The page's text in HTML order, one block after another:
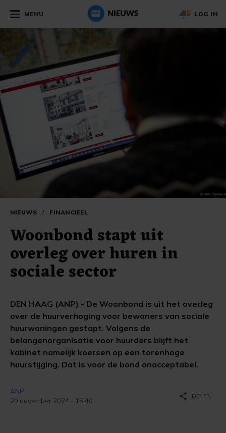
MENU LOG IN
NIEUWS / FINANCIEEL
Woonbond stapt uit
overleg over huren in
sociale sector
DEN HAAG (ANP) - De Woonbond is uit het overleg
over de huurverhoging voor bewoners van sociale
huurwoningen gestapt. Volgens de
belangenorganisatie voor huurders blijft het
kabinet namelijk koersen op een torenhoge
huurstijging. Dat is voor de bond onacceptabel.
ANP
20 november 2024 - 15:40
share DELEN